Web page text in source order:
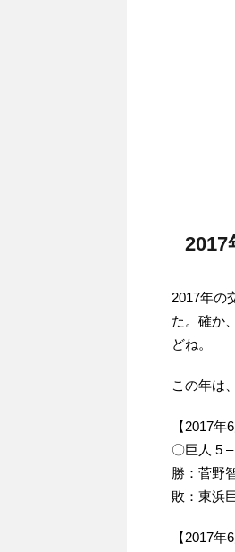
2017
2017年の
た。確か
どね。
この年は
【2017年
〇巨人 5
勝：菅野
敗：東浜
【2017年